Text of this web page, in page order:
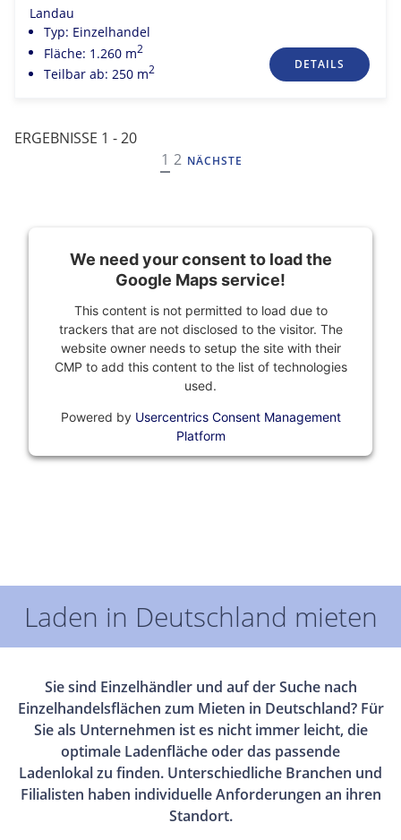
Landau
Typ: Einzelhandel
Fläche: 1.260 m2
Teilbar ab: 250 m2 DETAILS
ERGEBNISSE 1 - 20
NAVIGATION
1 2 NÄCHSTE
We need your consent to load the
Google Maps service!
This content is not permitted to load due to
trackers that are not disclosed to the visitor. The
website owner needs to setup the site with their
CMP to add this content to the list of technologies
used.
Powered by Usercentrics Consent Management
Platform
Laden in Deutschland mieten
Sie sind Einzelhändler und auf der Suche nach
Einzelhandelsflächen zum Mieten in Deutschland? Für
Sie als Unternehmen ist es nicht immer leicht, die
optimale Ladenfläche oder das passende
Ladenlokal zu finden. Unterschiedliche Branchen und
Filialisten haben individuelle Anforderungen an ihren
Standort.